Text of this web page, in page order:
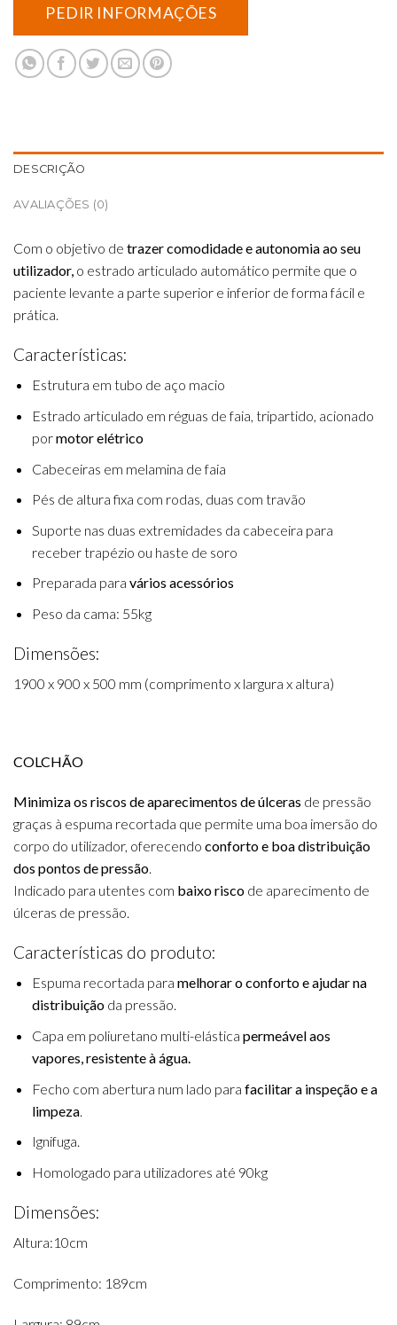
DESCRIÇÃO
AVALIAÇÕES (0)
Com o objetivo de trazer comodidade e autonomia ao seu
utilizador, o estrado articulado automático permite que o
paciente levante a parte superior e inferior de forma fácil e
prática.
Características:
Estrutura em tubo de aço macio
Estrado articulado em réguas de faia, tripartido, acionado
pormotor elétrico
Cabeceiras em melamina de faia
Pés de altura fixa com rodas, duas com travão
Suporte nas duas extremidades da cabeceira para
receber trapézio ou haste de soro
Preparada para vários acessórios
Peso da cama: 55kg
Dimensões:
1900 x 900 x 500 mm (comprimento x largura x altura)
COLCHÃO
Minimiza os riscos de aparecimentos de úlceras de pressão
graças à espuma recortada que permite uma boa imersão do
corpo do utilizador, oferecendo conforto e boa distribuição
dos pontos de pressão.
Indicado para utentes com baixo risco de aparecimento de
úlceras de pressão.
Características do produto:
Espuma recortada para melhorar o conforto e ajudar na
distribuiçãoda pressão.
Capa em poliuretano multi-elástica permeável aos
vapores, resistente à água.
Fecho com abertura num lado para facilitar a inspeção e a
limpeza.
Ignifuga.
Homologado para utilizadores até 90kg
Dimensões:
Altura:10cm
Comprimento: 189cm